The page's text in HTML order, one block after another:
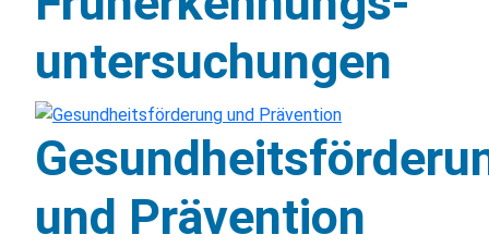
untersuchungen
und Prävention